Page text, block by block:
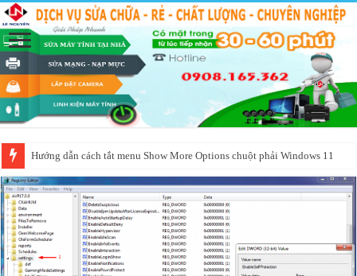
Hướng dẫn cách tắt menu Show More Options chuột phải Windows 11